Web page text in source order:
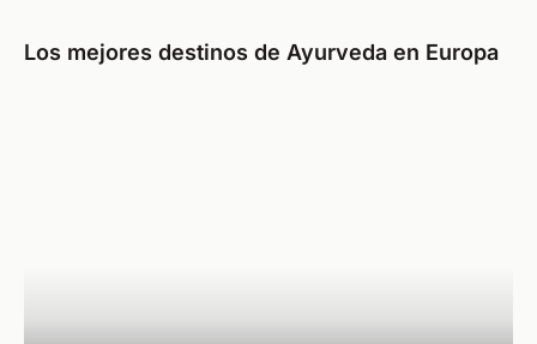
Los mejores destinos de Ayurveda en Europa